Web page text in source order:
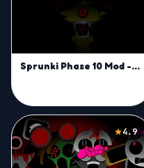
Sprunki Phase 10 Mod -Play on Sprunki Incredibox Game
4.9